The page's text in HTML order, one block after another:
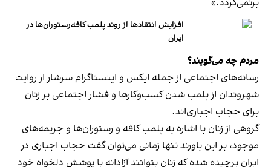
برنمی‎‌گردد.»
افزایش انتقادها از روند پلمب کافه‌رستوران‌ها در
ایران
مردم چه می‌گویند؟
رسانه‎‌های اجتماعی از جمله ایکس و اینستاگرام سرشار از روایت
شهروندان از پلمب شدن کسب‌وکارها و فشار اجتماعی بر زنان
برای حجاب اجباری‌اند.
گروهی از زنان با اشاره به پلمب کافه و رستوران‌ها و جریمه‌های
موجود، بر این باورند تنها زمانی می‌توان گفت حجاب اجباری در
ایران برچیده شده که زنان بتوانند آزادانه با پوشش دلخواه خود